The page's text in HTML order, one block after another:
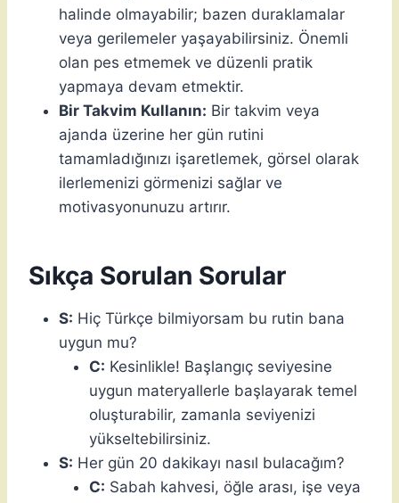
halinde olmayabilir; bazen duraklamalar
veya gerilemeler yaşayabilirsiniz. Önemli
olan pes etmemek ve düzenli pratik
yapmaya devam etmektir.
Bir Takvim Kullanın: Bir takvim veya
ajanda üzerine her gün rutini
tamamladığınızı işaretlemek, görsel olarak
ilerlemenizi görmenizi sağlar ve
motivasyonunuzu artırır.
Sıkça Sorulan Sorular
S: Hiç Türkçe bilmiyorsam bu rutin bana
uygun mu?
C: Kesinlikle! Başlangıç seviyesine
uygun materyallerle başlayarak temel
oluşturabilir, zamanla seviyenizi
yükseltebilirsiniz.
S: Her gün 20 dakikayı nasıl bulacağım?
C: Sabah kahvesi, öğle arası, işe veya